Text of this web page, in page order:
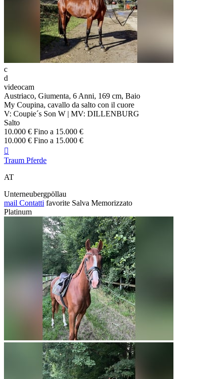
c
d
videocam
Austriaco, Giumenta, 6 Anni, 169 cm, Baio
My Coupina, cavallo da salto con il cuore
V: Coupie´s Son W | MV: DILLENBURG
Salto
10.000 € Fino a 15.000 €
10.000 € Fino a 15.000 €

Traum Pferde
AT
Unterneubergpöllau
mail Contatti favorite Salva Memorizzato
Platinum